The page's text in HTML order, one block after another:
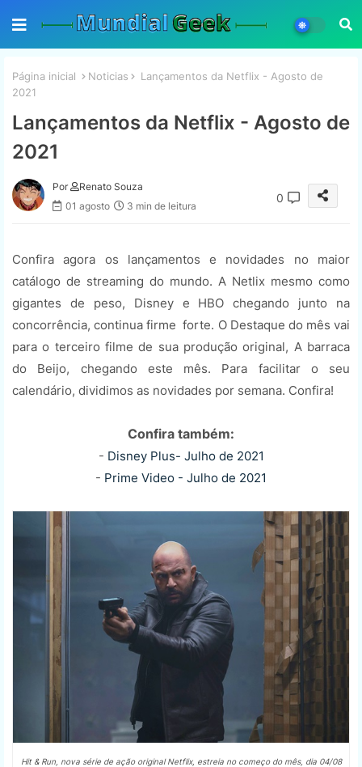
Página inicial Noticias
Lançamentos da Netflix - Agosto de
2021
Lançamentos da Netflix - Agosto de
2021
Por
Renato Souza
01 agosto
3 min de leitura
0
Confira agora os lançamentos e novidades no maior
catálogo de streaming do mundo. A Netlix mesmo como
gigantes de peso, Disney e HBO chegando junto na
concorrência, continua firme forte. O Destaque do mês vai
para o terceiro filme de sua produção original, A barraca
do Beijo, chegando este mês. Para facilitar o seu
calendário, dividimos as novidades por semana. Confira!
Confira também:
- Disney Plus- Julho de 2021
- Prime Video - Julho de 2021
Hit & Run, nova série de ação original Netflix, estreia no começo do mês, dia 04/08